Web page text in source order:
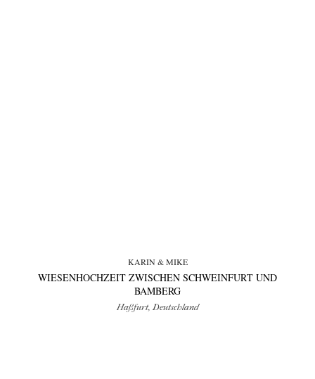
KARIN & MIKE
WIESENHOCHZEIT ZWISCHEN SCHWEINFURT UND
BAMBERG
Haßfurt, Deutschland